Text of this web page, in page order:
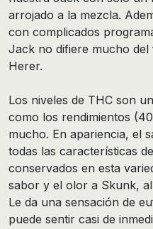
arrojado a la mezcla.
con complicados
Jack no difiere mucho
Herer.
Los niveles de THC son
como los rendimientos
mucho. En apariencia, el
todas las características
conservados en esta
sabor y el olor a Skunk,
Le da una sensación de
puede sentir casi de